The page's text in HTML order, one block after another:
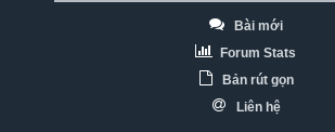
Bài mới
Forum Stats
Bản rút gọn
Liên hệ